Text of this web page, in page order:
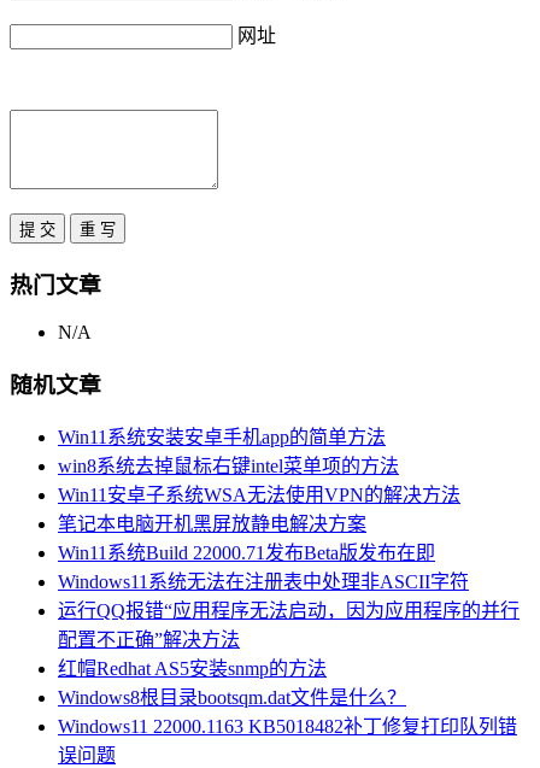
网址
热门文章
N/A
随机文章
Win11系统安装安卓手机app的简单方法
win8系统去掉鼠标右键intel菜单项的方法
Win11安卓子系统WSA无法使用VPN的解决方法
笔记本电脑开机黑屏放静电解决方案
Win11系统Build 22000.71发布Beta版发布在即
Windows11系统无法在注册表中处理非ASCII字符
运行QQ报错“应用程序无法启动，因为应用程序的并行
配置不正确”解决方法
红帽Redhat AS5安装snmp的方法
Windows8根目录bootsqm.dat文件是什么？
Windows11 22000.1163 KB5018482补丁修复打印队列错
误问题